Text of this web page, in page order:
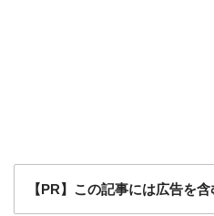
【PR】この記事には広告を含